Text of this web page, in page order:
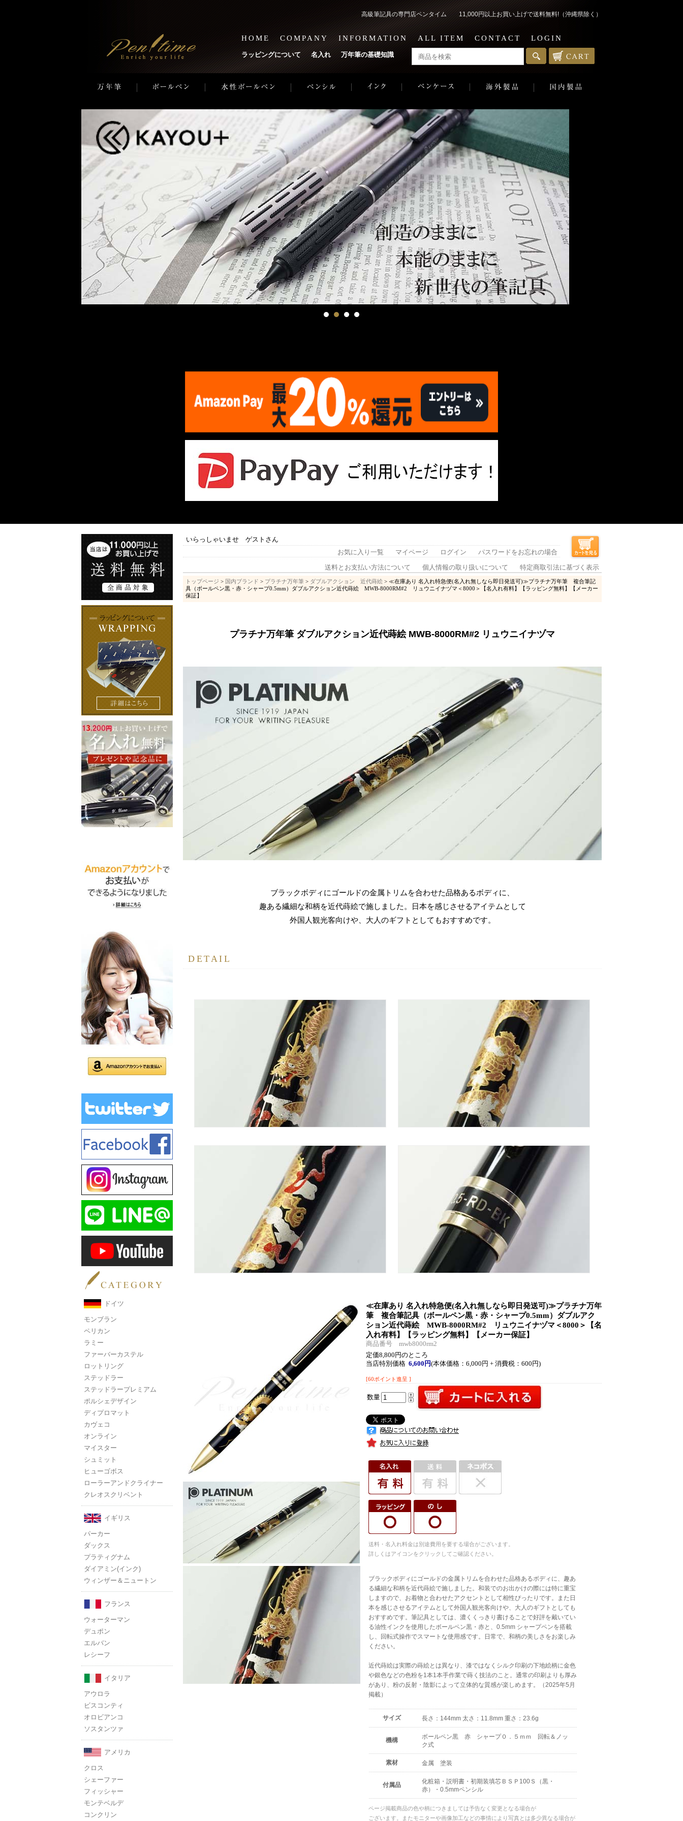
高級筆記具の専門店ペンタイム 11,000円以上お買い上げで送料無料!（沖縄県除く）
HOME COMPANY INFORMATION ALL ITEM CONTACT LOGIN
ラッピングについて 名入れ 万年筆の基礎知識
ドイツ
モンブラン
ペリカン
ラミー
ファーバーカステル
ロットリング
ステッドラー
ステッドラープレミアム
ポルシェデザイン
ディプロマット
カヴェコ
オンライン
マイスター
シュミット
ヒューゴボス
ローラーアンドクライナー
クレオスクリベント
イギリス
パーカー
ダックス
プラティグナム
ダイアミン(インク)
ウィンザー＆ニュートン
フランス
ウォーターマン
デュポン
エルバン
レシーフ
イタリア
アウロラ
ビスコンティ
オロビアンコ
ソスタンツァ
アメリカ
クロス
シェーファー
フィッシャー
モンテベルデ
コンクリン
いらっしゃいませ ゲストさん
お気に入り一覧
マイページ ログイン パスワードをお忘れの場合
送料とお支払い方法について 個人情報の取り扱いについて 特定商取引法に基づく表示
トップページ > 国内ブランド > プラチナ万年筆 > ダブルアクション 近代蒔絵 > ≪在庫あり 名入れ特急便(名入れ無しなら即日発送可)≫プラチナ万年筆 複合筆記
具（ボールペン黒・赤・シャープ0.5mm）ダブルアクション近代蒔絵 MWB-8000RM#2 リュウニイナヅマ＜8000＞【名入れ有料】【ラッピング無料】【メーカー
保証】
プラチナ万年筆 ダブルアクション近代蒔絵 MWB-8000RM#2 リュウニイナヅマ
ブラックボディにゴールドの金属トリムを合わせた品格あるボディに、
趣ある繊細な和柄を近代蒔絵で施しました。日本を感じさせるアイテムとして
外国人観光客向けや、大人のギフトとしてもおすすめです。
DETAIL
≪在庫あり 名入れ特急便(名入れ無しなら即日発送可)≫プラチナ万年
筆 複合筆記具（ボールペン黒・赤・シャープ0.5mm）ダブルアク
ション近代蒔絵 MWB-8000RM#2 リュウニイナヅマ＜8000＞【名
入れ有料】【ラッピング無料】【メーカー保証】
商品番号 mwb8000rm2
定価8,800円のところ
当店特別価格 6,600円(本体価格：6,000円 + 消費税：600円)
[60ポイント進呈 ]
数量
送料・名入れ料金は別途費用を要する場合がございます。
詳しくはアイコンをクリックしてご確認ください。
ブラックボディにゴールドの金属トリムを合わせた品格あるボディに、趣あ
る繊細な和柄を近代蒔絵で施しました。和装でのお出かけの際には特に重宝
しますので、お着物と合わせたアクセントとして相性ぴったりです。また日
本を感じさせるアイテムとして外国人観光客向けや、大人のギフトとしても
おすすめです。筆記具としては、濃くくっきり書けることで好評を戴いてい
る油性インクを使用したボールペン黒・赤と、0.5mm シャープペンを搭載
し、回転式操作でスマートな使用感です。日常で、和柄の美しさをお楽しみ
ください。
近代蒔絵は実際の蒔絵とは異なり、漆ではなくシルク印刷の下地絵柄に金色
や銀色などの色粉を1本1本手作業で蒔く技法のこと。通常の印刷よりも厚み
があり、粉の反射・陰影によって立体的な質感が楽しめます。（2025年5月
掲載）
サイズ 長さ：144mm 太さ：11.8mm 重さ：23.6g
機構
ボールペン黒 赤 シャープ０．５ｍｍ 回転＆ノッ
ク式
素材 金属 塗装
付属品
化粧箱・説明書・初期装填芯ＢＳＰ100Ｓ（黒・
赤）・0.5mmペンシル
ページ掲載商品の色や柄につきましては予告なく変更となる場合が
ございます。またモニターや画像加工などの事情により写真とは多少異なる場合が